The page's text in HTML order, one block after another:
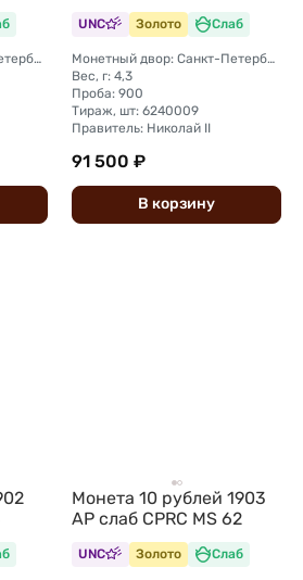
Монетный двор: Санкт-Петербургский монетный двор
UNC Золото Слаб
Монетный двор: Санкт-Петербургский монетный двор
Вес, г: 4,3
Проба: 900
Тираж, шт: 6240009
Правитель: Николай II
91 500 ₽
В корзину
Монета 10 рублей 1903
АР слаб CPRC MS 62
UNC Золото Слаб